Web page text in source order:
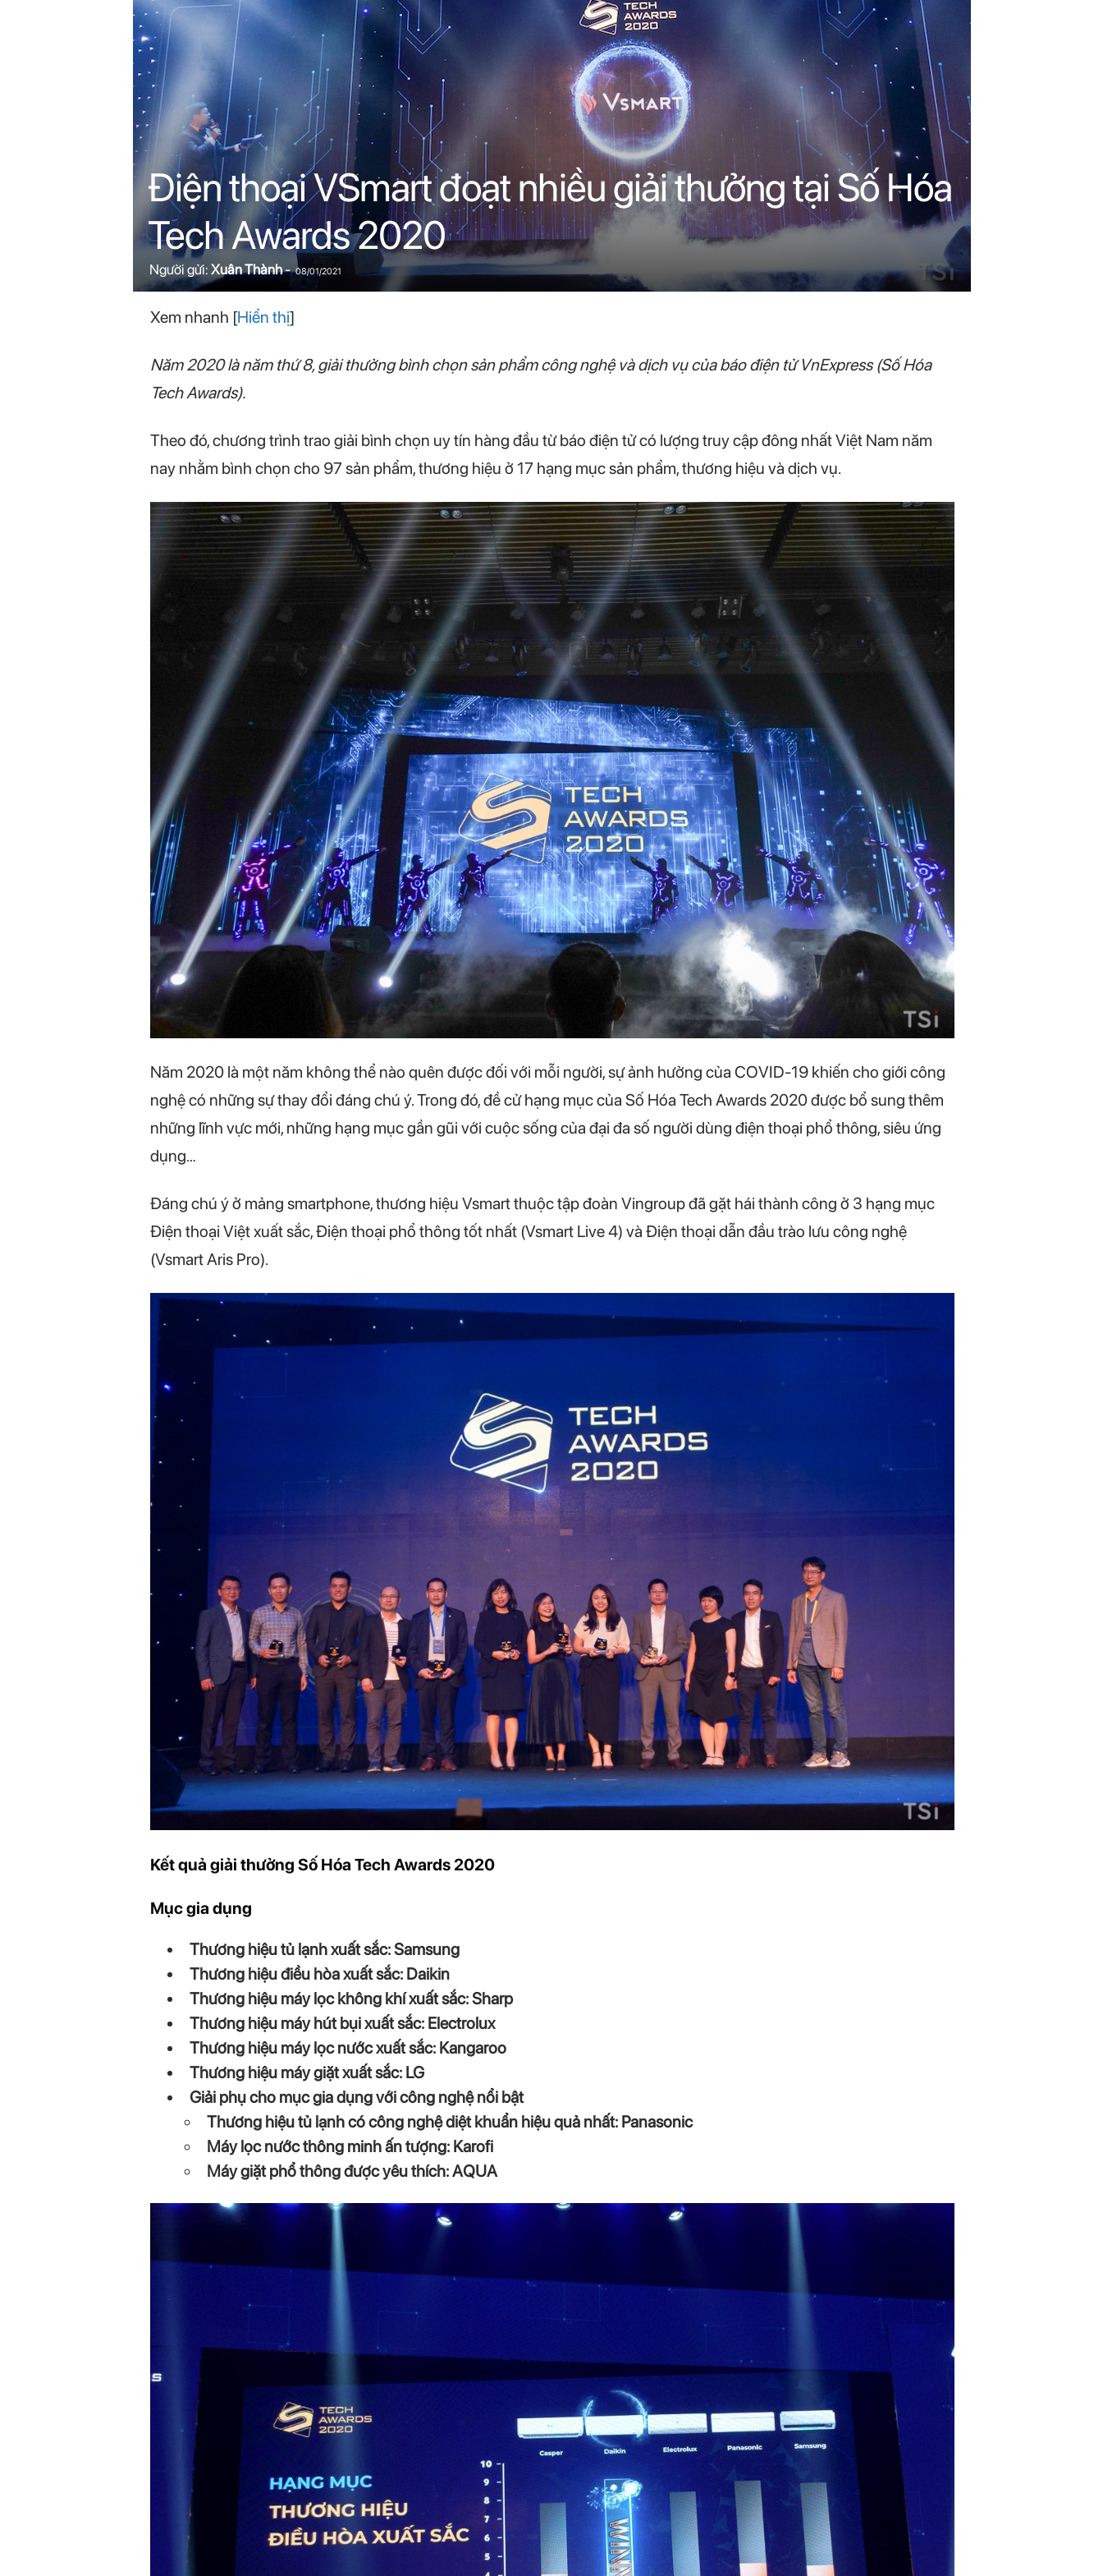
n
c
o
m
Điện thoại VSmart đoạt nhiều giải thưởng tại Số Hóa
Tech Awards 2020
Người gửi: Xuân Thành- 08/01/2021
Xem nhanh [Hiển thị]
Năm 2020 là năm thứ 8, giải thưởng bình chọn sản phẩm công nghệ và dịch vụ của báo điện tử VnExpress (Số Hóa
Tech Awards).
Theo đó, chương trình trao giải bình chọn uy tín hàng đầu từ báo điện tử có lượng truy cập đông nhất Việt Nam năm
nay nhằm bình chọn cho 97 sản phẩm, thương hiệu ở 17 hạng mục sản phẩm, thương hiệu và dịch vụ.
Năm 2020 là một năm không thể nào quên được đối với mỗi người, sự ảnh hưởng của COVID-19 khiến cho giới công
nghệ có những sự thay đổi đáng chú ý. Trong đó, đề cử hạng mục của Số Hóa Tech Awards 2020 được bổ sung thêm
những lĩnh vực mới, những hạng mục gần gũi với cuộc sống của đại đa số người dùng điện thoại phổ thông, siêu ứng
dụng…
Đáng chú ý ở mảng smartphone, thương hiệu Vsmart thuộc tập đoàn Vingroup đã gặt hái thành công ở 3 hạng mục
Điện thoại Việt xuất sắc, Điện thoại phổ thông tốt nhất (Vsmart Live 4) và Điện thoại dẫn đầu trào lưu công nghệ
(Vsmart Aris Pro).
Kết quả giải thưởng Số Hóa Tech Awards 2020
Mục gia dụng
Thương hiệu tủ lạnh xuất sắc: Samsung
Thương hiệu điều hòa xuất sắc: Daikin
Thương hiệu máy lọc không khí xuất sắc: Sharp
Thương hiệu máy hút bụi xuất sắc: Electrolux
Thương hiệu máy lọc nước xuất sắc: Kangaroo
Thương hiệu máy giặt xuất sắc: LG
Giải phụ cho mục gia dụng với công nghệ nổi bật
Thương hiệu tủ lạnh có công nghệ diệt khuẩn hiệu quả nhất: Panasonic
Máy lọc nước thông minh ấn tượng: Karofi
Máy giặt phổ thông được yêu thích: AQUA